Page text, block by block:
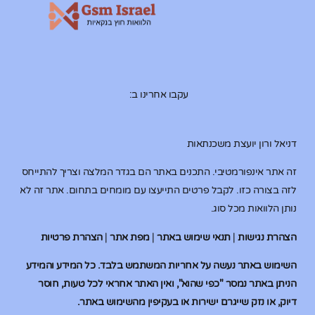
דניאל ורון יועצת משכנתאות
זה אתר אינפורמטיבי. התכנים באתר הם בגדר המלצה וצריך להתייחס
לזה בצורה כזו. לקבל פרטים התייעצו עם מומחים בתחום. אתר זה לא
נותן הלוואות מכל סוג.
הצהרת נגישות|תנאי שימוש באתר|מפת אתר|הצהרת פרטיות
השימוש באתר נעשה על אחריות המשתמש בלבד. כל המידע והמידע
הניתן באתר נמסר "כפי שהוא", ואין האתר אחראי לכל טעות, חוסר
דיוק, או נזק שייגרם ישירות או בעקיפין מהשימוש באתר.
עקבו אחרינו ב: